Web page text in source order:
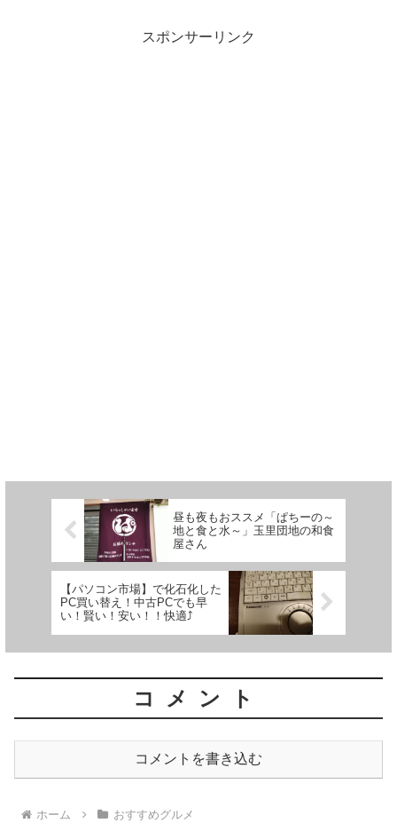
スポンサーリンク
昼も夜もおススメ「ぱちーの～
地と食と水～」玉里団地の和食
屋さん
【パソコン市場】で化石化した
PC買い替え！中古PCでも早
い！賢い！安い！！快適⤴
コメント
コメントを書き込む
ホーム おすすめグルメ